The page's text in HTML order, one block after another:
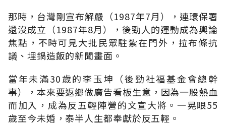
那時，台灣剛宣布解嚴（1987年7月），連環保署
還沒成立（1987年8月），後勁人的運動成為輿論
焦點，不時可見大批民眾駐紮在門外，拉布條抗
議、埋鍋造飯的新聞畫面。
當年未滿30歲的李玉坤（後勁社福基金會總幹
事），本來要返鄉做廣告看板生意，因為一股熱血
而加入，成為反五輕陣營的文宣大將。一晃眼55
歲至今未婚，泰半人生都奉獻於反五輕。